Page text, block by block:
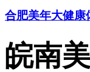
合肥美年大健康
皖南